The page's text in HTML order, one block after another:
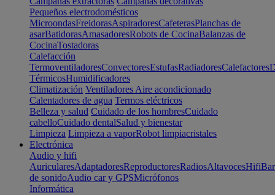
Pequeños electrodomésticos
MicroondasFreidorasAspiradoresCafeterasPlanchas de
asarBatidorasAmasadoresRobots de CocinaBalanzas de
CocinaTostadoras
Calefacción
TermoventiladoresConvectoresEstufasRadiadoresCalefactores
TérmicosHumidificadores
Climatización Ventiladores Aire acondicionado
Calentadores de agua Termos eléctricos
Belleza y salud Cuidado de los hombresCuidado
cabelloCuidado dentalSalud y bienestar
Limpieza Limpieza a vaporRobot limpiacristales
Electrónica
Audio y hifi
AuricularesAdaptadoresReproductoresRadiosAltavocesHifi
de sonidoAudio car y GPSMicrófonos
Informática